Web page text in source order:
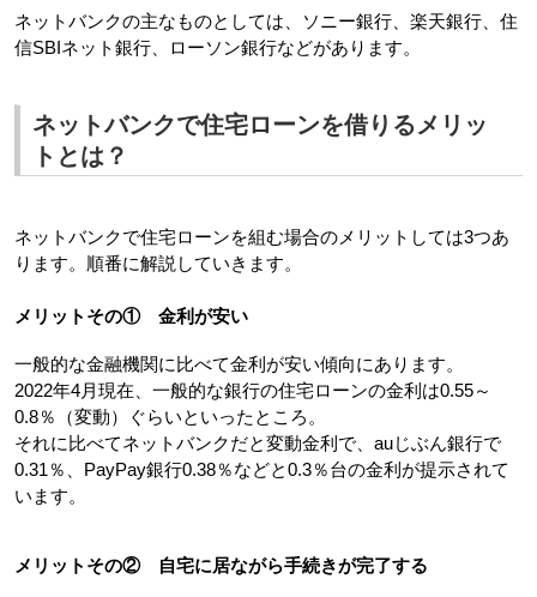
ネットバンクの主なものとしては、ソニー銀行、楽天銀行、住
信SBIネット銀行、ローソン銀行などがあります。
ネットバンクで住宅ローンを借りるメリッ
トとは？
ネットバンクで住宅ローンを組む場合のメリットしては3つあ
ります。順番に解説していきます。
メリットその①　金利が安い
一般的な金融機関に比べて金利が安い傾向にあります。
2022年4月現在、一般的な銀行の住宅ローンの金利は0.55～
0.8％（変動）ぐらいといったところ。
それに比べてネットバンクだと変動金利で、auじぶん銀行で
0.31％、PayPay銀行0.38％などと0.3％台の金利が提示されて
います。
メリットその②　自宅に居ながら手続きが完了する